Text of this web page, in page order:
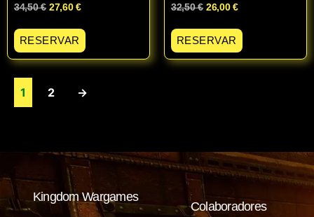
34,50€ 27,60€
RESERVAR
32,50€ 26,00€
RESERVAR
1 2 →
Kingdom Wargames
Colaboradores